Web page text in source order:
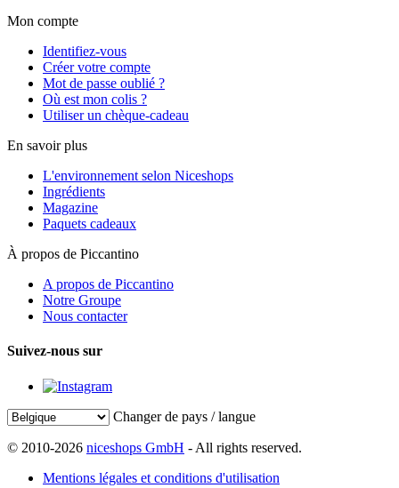
Mon compte
Identifiez-vous
Créer votre compte
Mot de passe oublié ?
Où est mon colis ?
Utiliser un chèque-cadeau
En savoir plus
L'environnement selon Niceshops
Ingrédients
Magazine
Paquets cadeaux
À propos de Piccantino
A propos de Piccantino
Notre Groupe
Nous contacter
Suivez-nous sur
Changer de pays / langue
© 2010-2026 niceshops GmbH - All rights reserved.
Mentions légales et conditions d'utilisation